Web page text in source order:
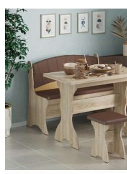
produktu
je
0,0
z
5
hvězdiček.